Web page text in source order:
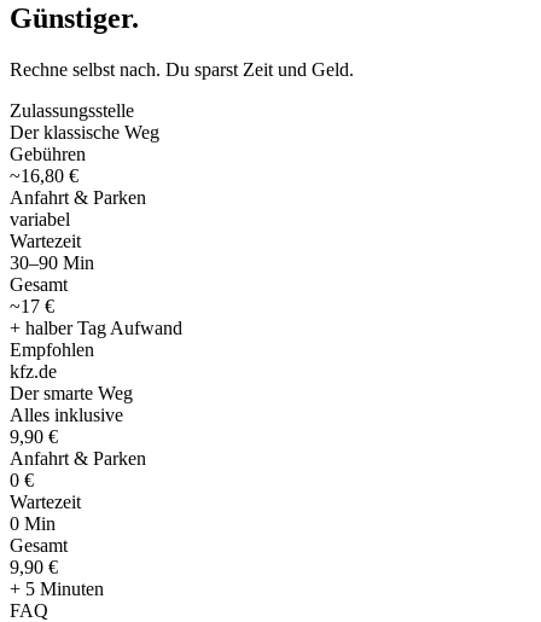
Günstiger.
Rechne selbst nach. Du sparst Zeit und Geld.
Zulassungsstelle
Der klassische Weg
Gebühren
~16,80 €
Anfahrt & Parken
variabel
Wartezeit
30–90 Min
Gesamt
~17 €
+ halber Tag Aufwand
Empfohlen
kfz.de
Der smarte Weg
Alles inklusive
9,90 €
Anfahrt & Parken
0 €
Wartezeit
0 Min
Gesamt
9,90 €
+ 5 Minuten
FAQ